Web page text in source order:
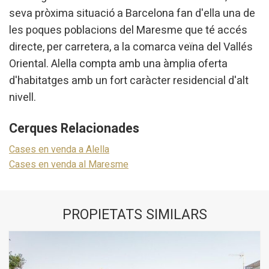
seva pròxima situació a Barcelona fan d'ella una de
les poques poblacions del Maresme que té accés
directe, per carretera, a la comarca veïna del Vallés
Oriental. Alella compta amb una àmplia oferta
d'habitatges amb un fort caràcter residencial d'alt
nivell.
Cerques Relacionades
Cases en venda a Alella
Cases en venda al Maresme
PROPIETATS SIMILARS